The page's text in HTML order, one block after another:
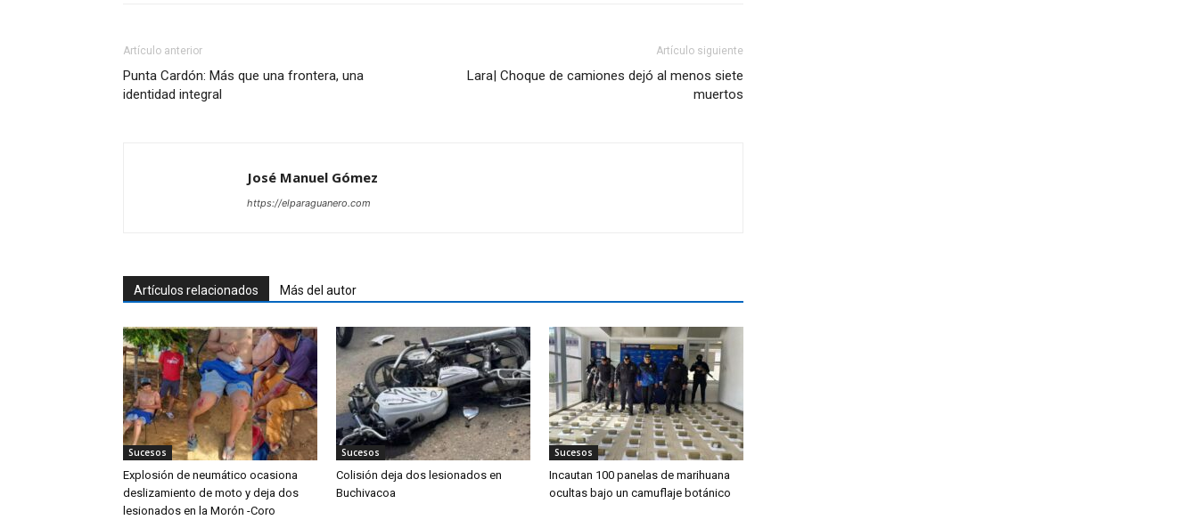
Artículo anterior
Punta Cardón: Más que una frontera, una
identidad integral
Artículo siguiente
Lara| Choque de camiones dejó al menos siete
muertos
José Manuel Gómez
https://elparaguanero.com
Artículos relacionados Más del autor
Sucesos
Explosión de neumático ocasiona
deslizamiento de moto y deja dos
lesionados en la Morón -Coro
Sucesos
Colisión deja dos lesionados en
Buchivacoa
Sucesos
Incautan 100 panelas de marihuana
ocultas bajo un camuflaje botánico